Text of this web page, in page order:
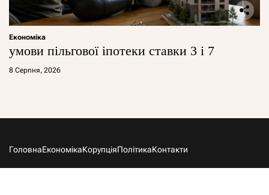
Економіка
умови пільгової іпотеки ставки 3 і 7
8 Серпня, 2026
ГоловнаЕкономікаКорупціяПолітикаКонтакти